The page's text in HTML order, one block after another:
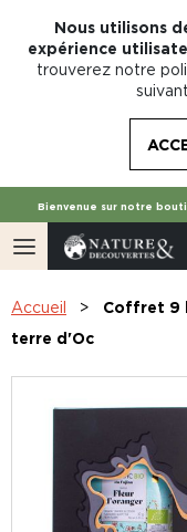
Nous utilisons
expérience
trouverez notre
Bienvenue sur notre
Accueil
Coffret 9
terre d'Oc